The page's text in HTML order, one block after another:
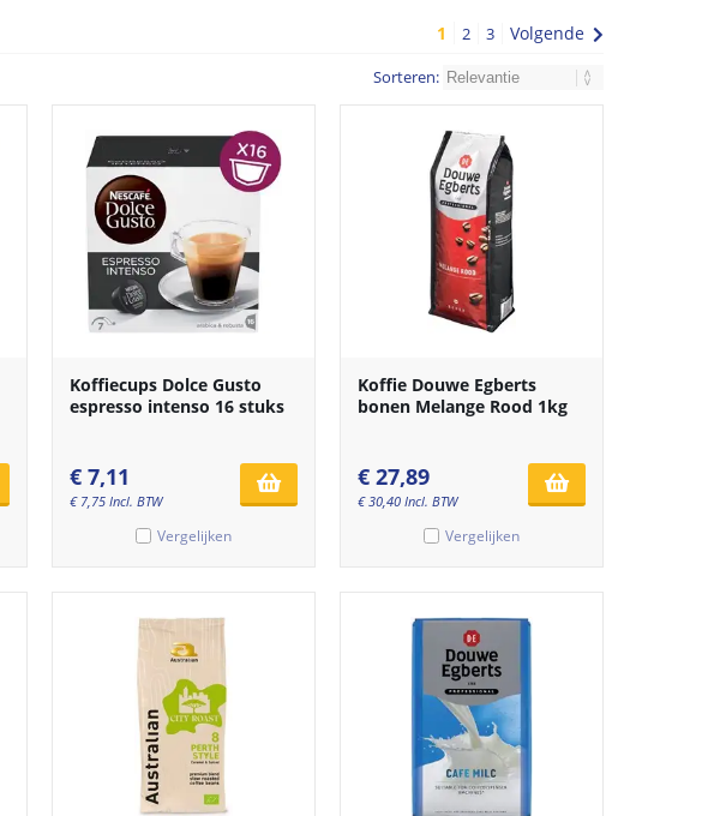
1 2 3 Volgende
Sorteren:
Koffiecups Dolce Gusto
espresso intenso 16 stuks
€ 7,11
€ 7,75 Incl. BTW
Vergelijken
Koffie Douwe Egberts
bonen Melange Rood 1kg
€ 27,89
€30,40 Incl. BTW
Vergelijken